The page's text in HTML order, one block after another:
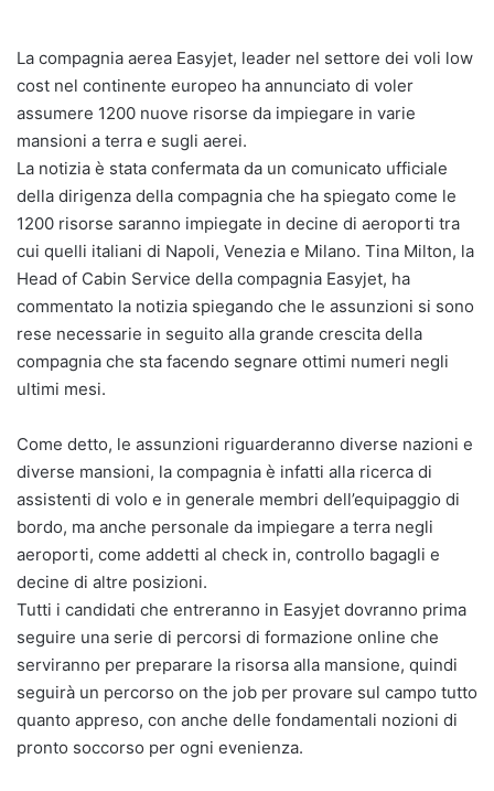
La compagnia aerea Easyjet, leader nel settore dei voli low
cost nel continente europeo ha annunciato di voler
assumere 1200 nuove risorse da impiegare in varie
mansioni a terra e sugli aerei.
La notizia è stata confermata da un comunicato ufficiale
della dirigenza della compagnia che ha spiegato come le
1200 risorse saranno impiegate in decine di aeroporti tra
cui quelli italiani di Napoli, Venezia e Milano. Tina Milton, la
Head of Cabin Service della compagnia Easyjet, ha
commentato la notizia spiegando che le assunzioni si sono
rese necessarie in seguito alla grande crescita della
compagnia che sta facendo segnare ottimi numeri negli
ultimi mesi.
Come detto, le assunzioni riguarderanno diverse nazioni e
diverse mansioni, la compagnia è infatti alla ricerca di
assistenti di volo e in generale membri dell’equipaggio di
bordo, ma anche personale da impiegare a terra negli
aeroporti, come addetti al check in, controllo bagagli e
decine di altre posizioni.
Tutti i candidati che entreranno in Easyjet dovranno prima
seguire una serie di percorsi di formazione online che
serviranno per preparare la risorsa alla mansione, quindi
seguirà un percorso on the job per provare sul campo tutto
quanto appreso, con anche delle fondamentali nozioni di
pronto soccorso per ogni evenienza.